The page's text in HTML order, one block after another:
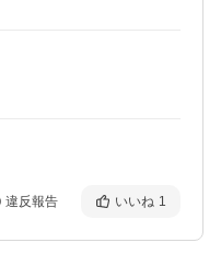
違反報告 いいね 1